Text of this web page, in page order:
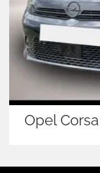
Opel Corsa